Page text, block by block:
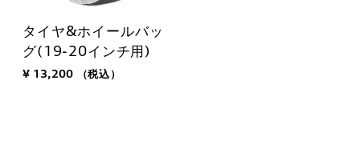
タイヤ&ホイールバッ
グ(19-20インチ用)
¥ 13,200 （税込）